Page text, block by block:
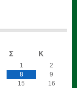
Σ Κ
1
2
8
9
15
16